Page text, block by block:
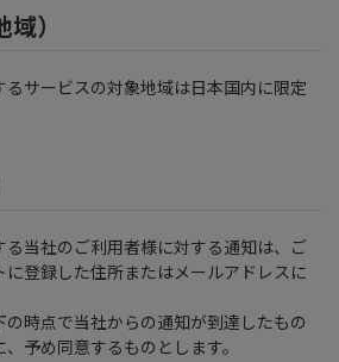
）
サービスの対象地域は日本国内に限定
当社のご利用者様に対する通知は、ご
に登録した住所またはメールアドレスに
時点で当社からの通知が到達したもの
予め同意するものとします。